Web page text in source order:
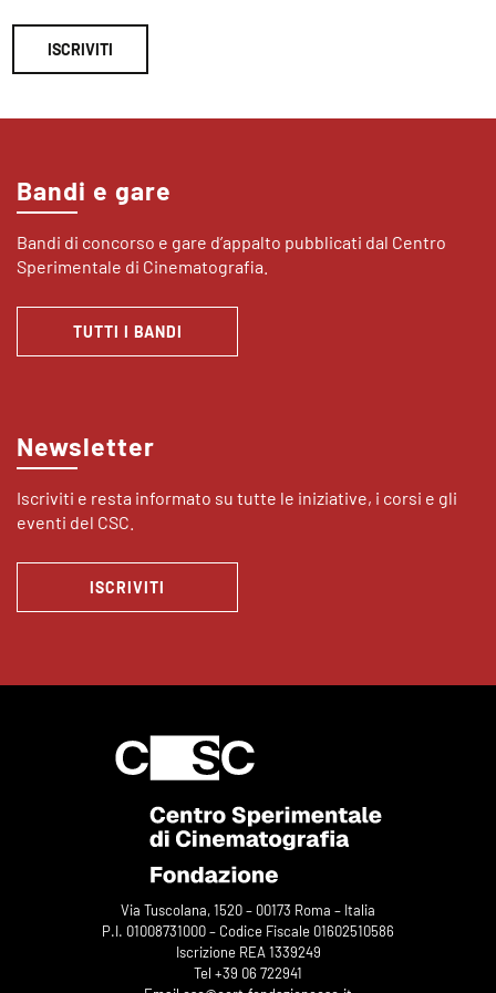
ISCRIVITI
Bandi e gare
Bandi di concorso e gare d’appalto pubblicati dal Centro
Sperimentale di Cinematografia.
TUTTI I BANDI
Newsletter
Iscriviti e resta informato su tutte le iniziative, i corsi e gli
eventi del CSC.
ISCRIVITI
Via Tuscolana, 1520 – 00173 Roma – Italia
P.I. 01008731000 – Codice Fiscale 01602510586
Iscrizione REA 1339249
Tel +39 06 722941